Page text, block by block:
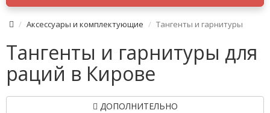
Аксессуары и комплектующие Тангенты и гарнитуры
Тангенты и гарнитуры для
раций в Кирове
ДОПОЛНИТЕЛЬНО